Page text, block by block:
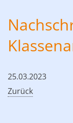
25.03.2023
Zurück